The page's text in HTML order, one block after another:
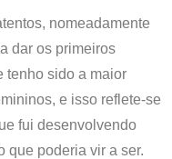
nomeadamente
dar os primeiros
tenho sido a maior
e isso reflete-se
fui desenvolvendo
que poderia vir a ser.